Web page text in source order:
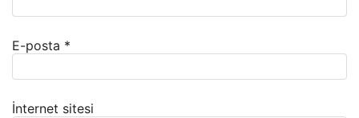
E-posta *
İnternet sitesi